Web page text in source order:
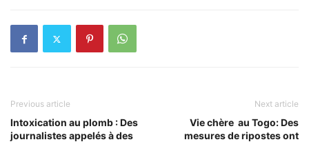
Previous article
Intoxication au plomb : Des
journalistes appelés à des
Next article
Vie chère au Togo: Des
mesures de ripostes ont